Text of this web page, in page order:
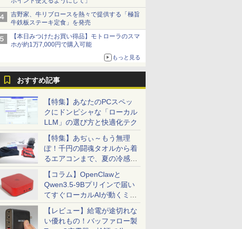
吉野家、牛リブロースを熱々で提供する「極旨
牛鉄板ステーキ定食」を発売
【本日みつけたお買い得品】モトローラのスマ
ホが約1万7,000円で購入可能
もっと見る
おすすめ記事
【特集】あなたのPCスペッ
クにドンピシャな「ローカル
LLM」の選び方と快適化テク
【特集】あぢぃ～もう無理
ぽ！千円の闘魂タオルから着
るエアコンまで、夏の冷感グ
ッズ一挙紹介
【コラム】OpenClawと
Qwen3.5-9Bプリインで届い
てすぐローカルAIが動くミニ
PC「SER9 Pro」
【レビュー】給電が途切れな
い優れもの！バッファロー製